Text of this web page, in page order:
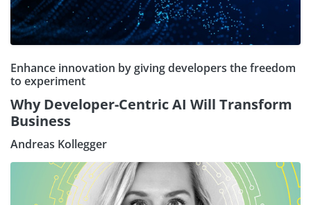
Enhance innovation by giving developers the freedom
to experiment
Why Developer-Centric AI Will Transform
Business
Andreas Kollegger